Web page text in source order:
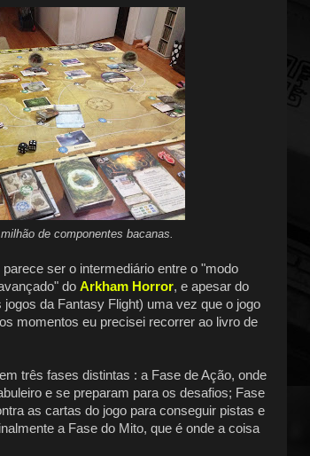
de componentes bacanas.
parece ser o intermediário entre o "modo
do Arkham Horror, e apesar do
da Fantasy Flight) uma vez que o jogo
momentos eu precisei recorrer ao livro de
três fases distintas : a Fase de Ação, onde
e se preparam para os desafios; Fase
as cartas do jogo para conseguir pistas e
a Fase do Mito, que é onde a coisa